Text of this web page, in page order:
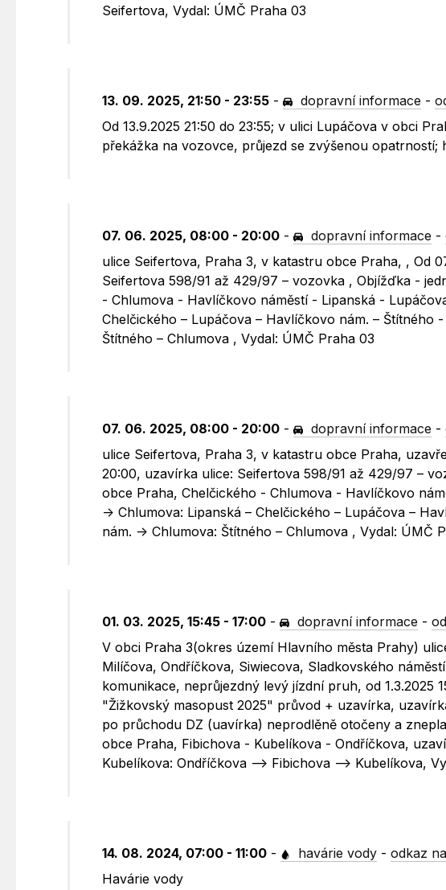
Seifertova, Vydal: ÚMČ Praha 03
13. 09. 2025, 21:50 - 23:55 - dopravní informace -
Od 13.9.2025 21:50 do 23:55; v ulici Lupáčova v obci
překážka na vozovce, průjezd se zvýšenou opatrností;
07. 06. 2025, 08:00 - 20:00 - dopravní informace -
ulice Seifertova, Praha 3, v katastru obce Praha, , Od
Seifertova 598/91 až 429/97 – vozovka , Objížďka -
- Chlumova - Havlíčkovo náměstí - Lipanská -
Chelčického – Lupáčova – Havlíčkovo nám. – Štítného
Štítného – Chlumova , Vydal: ÚMČ Praha 03
07. 06. 2025, 08:00 - 20:00 - dopravní informace -
ulice Seifertova, Praha 3, v katastru obce Praha,
20:00, uzavírka ulice: Seifertova 598/91 až 429/97 –
obce Praha, Chelčického - Chlumova - Havlíčkovo
-> Chlumova: Lipanská – Chelčického – Lupáčova –
nám. -> Chlumova: Štítného – Chlumova , Vydal: ÚMČ
01. 03. 2025, 15:45 - 17:00 - dopravní informace -
V obci Praha 3(okres území Hlavního města Prahy)
Milíčova, Ondříčkova, Siwiecova, Sladkovského
komunikace, neprůjezdný levý jízdní pruh, od 1.3.2025
"Žižkovský masopust 2025" průvod + uzavírka,
po průchodu DZ (uavírka) neprodlěně otočeny a
obce Praha, Fibichova - Kubelíkova - Ondříčkova,
Kubelíkova: Ondříčkova --> Fibichova --> Kubelíkova,
14. 08. 2024, 07:00 - 11:00 - havárie vody -odkaz
Havárie vody